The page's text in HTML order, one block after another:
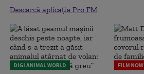
Descarcă aplicația Pro FM
DIGI ANIMAL WORLD FILM NOW